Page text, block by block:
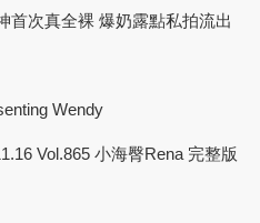
首次真全裸 爆奶露點私拍流出
Wendy
Vol.865 小海臀Rena 完整版